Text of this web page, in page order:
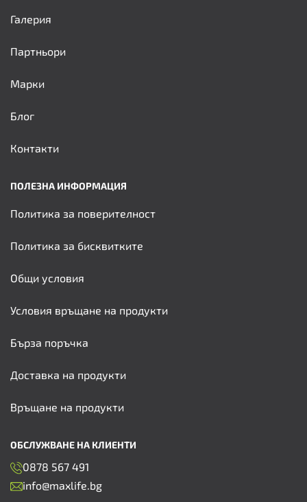
Галерия
Партньори
Марки
Блог
Контакти
ПОЛЕЗНА ИНФОРМАЦИЯ
Политика за поверителност
Политика за бисквитките
Общи условия
Условия връщане на продукти
Бърза поръчка
Доставка на продукти
Връщане на продукти
ОБСЛУЖВАНЕ НА КЛИЕНТИ
0878 567 491
info@maxlife.bg